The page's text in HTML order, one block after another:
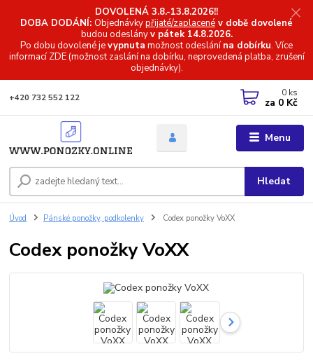
DOVOLENÁ 3.8.-13.8.2026!!
DOBA DODÁNÍ: Objednávkypřijaté/zaplacené v době dovolené
budou odeslányv pátek 14.8.2026.
Po dobu dovolené jevypnuta možnost odeslánína dobírku. Více
informacíZDE (možnost zaslání na dobírku, neprovedená platba, zrušení
objednávky).
Menu
Hledat
+420 732 552 122 0 ks
za 0 Kč
Úvod Pánské ponožky, podkolenky Codex ponožky VoXX
Codex ponožky VoXX